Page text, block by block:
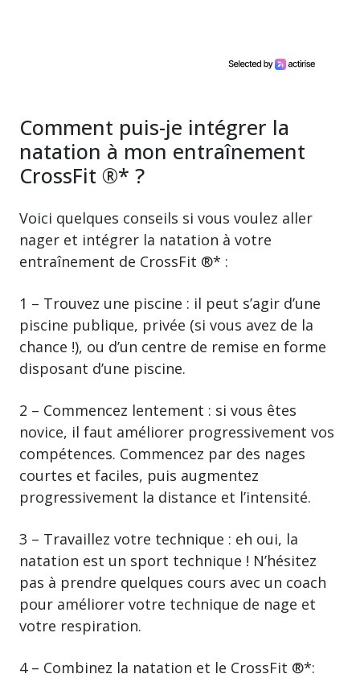
Comment puis-je intégrer la
natation à mon entraînement
CrossFit ®* ?
Voici quelques conseils si vous voulez aller
nager et intégrer la natation à votre
entraînement de CrossFit ®* :
1 – Trouvez une piscine : il peut s’agir d’une
piscine publique, privée (si vous avez de la
chance !), ou d’un centre de remise en forme
disposant d’une piscine.
2 – Commencez lentement : si vous êtes
novice, il faut améliorer progressivement vos
compétences. Commencez par des nages
courtes et faciles, puis augmentez
progressivement la distance et l’intensité.
3 – Travaillez votre technique : eh oui, la
natation est un sport technique ! N’hésitez
pas à prendre quelques cours avec un coach
pour améliorer votre technique de nage et
votre respiration.
4 – Combinez la natation et le CrossFit ®*: